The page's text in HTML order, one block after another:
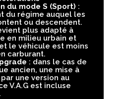
du mode S (Sport) :
du régime auquel les
ou descendent.
plus adapté à
en milieu urbain et
le véhicule est moins
carburant.
: dans le cas de
ancien, une mise à
une version au
V.A.G est incluse